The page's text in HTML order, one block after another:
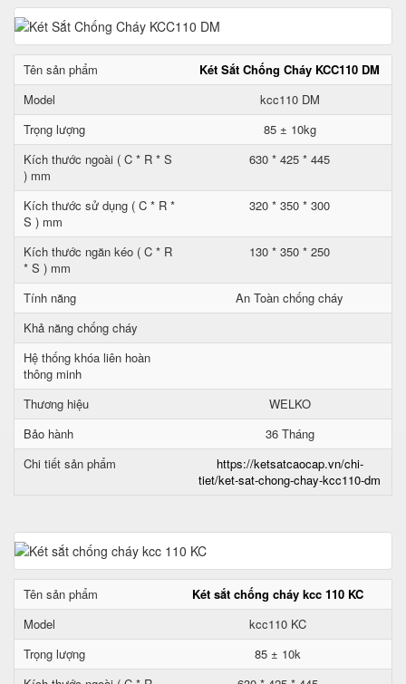
Tên sản phẩm
Két Sắt Chống Cháy KCC110 DM
Model
kcc110 DM
Trọng lượng
85 ± 10kg
Kích thước ngoài ( C * R * S
) mm
630 * 425 * 445
Kích thước sử dụng ( C * R *
S ) mm
320 * 350 * 300
Kích thước ngăn kéo ( C * R
* S ) mm
130 * 350 * 250
Tính năng
An Toàn chống cháy
Khả năng chống cháy
Hệ thống khóa liên hoàn
thông minh
Thương hiệu
WELKO
Bảo hành
36 Tháng
Chi tiết sản phẩm
https://ketsatcaocap.vn/chi-
tiet/ket-sat-chong-chay-kcc110-dm
Tên sản phẩm
Két sắt chống cháy kcc 110 KC
Model
kcc110 KC
Trọng lượng
85 ± 10k